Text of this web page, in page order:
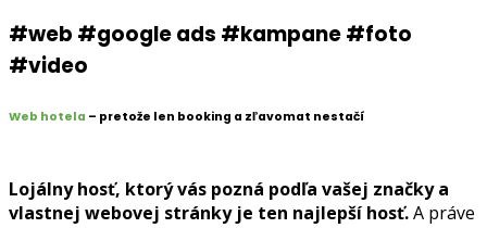
#web #google ads #kampane #foto
#video
Web hotela – pretože len booking a zľavomat nestačí
Lojálny hosť, ktorý vás pozná podľa vašej značky a
vlastnej webovej stránky je ten najlepší hosť.A práve